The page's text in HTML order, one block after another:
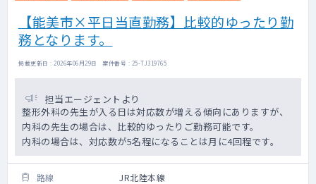
【能美市×平日当直勤務】比較的ゆったり勤
務となります。
掲載更新日 : 2026年06月29日 案件番号 : 25-TJ319765
担当エージェントより
整形外科の先生が入る日は対応数が増える傾向にありますが、
内科の先生の場合は、比較的ゆったりご勤務可能です。
内科の場合は、対応数が5名程になることは月に4回程です。
路線 JR北陸本線